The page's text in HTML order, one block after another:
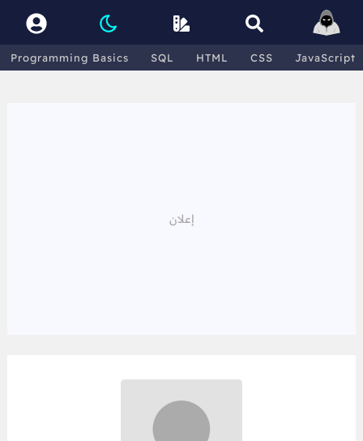
Programming Basics SQL HTML CSS JavaScript